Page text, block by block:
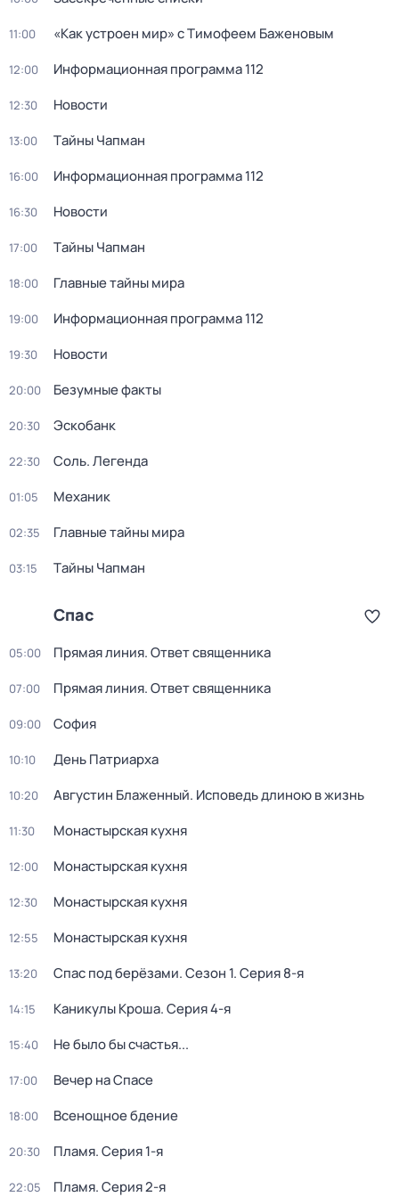
11:00 «Как устроен мир» с Тимофеем Баженовым
12:00 Информационная программа 112
12:30 Новости
13:00 Тaйны Чапман
16:00 Информационная программа 112
16:30 Новости
17:00 Тaйны Чапман
18:00 Главные тайны мира
19:00 Информационная программа 112
19:30 Новости
20:00 Безумные факты
20:30 Эскобанк
22:30 Соль. Легенда
01:05 Механик
02:35 Главные тайны мира
03:15 Тaйны Чапман
Спас
05:00 Прямая линия. Ответ священника
07:00 Прямая линия. Ответ священника
09:00 София
10:10 День Патриарха
10:20 Августин Блаженный. Исповедь длиною в жизнь
11:30 Монастырская кухня
12:00 Монастырская кухня
12:30 Монастырская кухня
12:55 Монастырская кухня
13:20 Спас под берёзами. Сезон 1. Серия 8-я
14:15 Каникулы Кроша. Серия 4-я
15:40 Не было бы счастья...
17:00 Вечер на Спасе
18:00 Всенощное бдение
20:30 Пламя. Серия 1-я
22:05 Пламя. Серия 2-я